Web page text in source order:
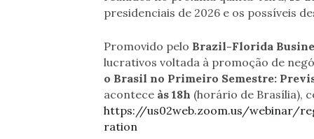
presidenciais de 2026 e os possíveis
Promovido pelo Brazil-Florida
lucrativos voltada à promoção de
o Brasil no Primeiro Semestre:
aconteceàs 18h (horário de Brasília),
https://us02web.zoom.us/webinar/
ration